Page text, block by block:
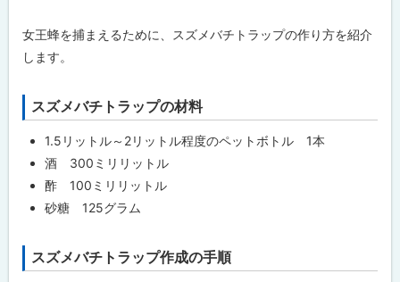
！
女王蜂を捕まえるために、スズメバチトラップの作り方を紹介
します。
トスズメバチトラップの材料
1.5リットル～2リットル程度のペットボトル 1本
酒 300ミリリットル
酢 100ミリリットル
砂糖 125グラム
トスズメバチトラップ作成の手順